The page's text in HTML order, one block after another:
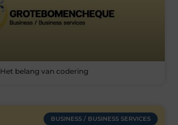
Het belang van codering
BUSINESS / BUSINESS SERVICES